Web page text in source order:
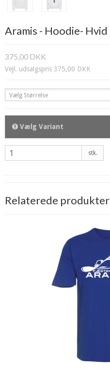
Aramis - Hoodie- Hvid
375,00 DKK
Vejl. udsalgspris 375,00 DKK
Vælg Størrelse
Vælg Variant
stk.
Relaterede produkter